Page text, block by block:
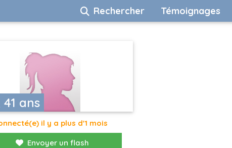
Rechercher Témoignages
ans
il y a plus d'1 mois
Envoyer un flash